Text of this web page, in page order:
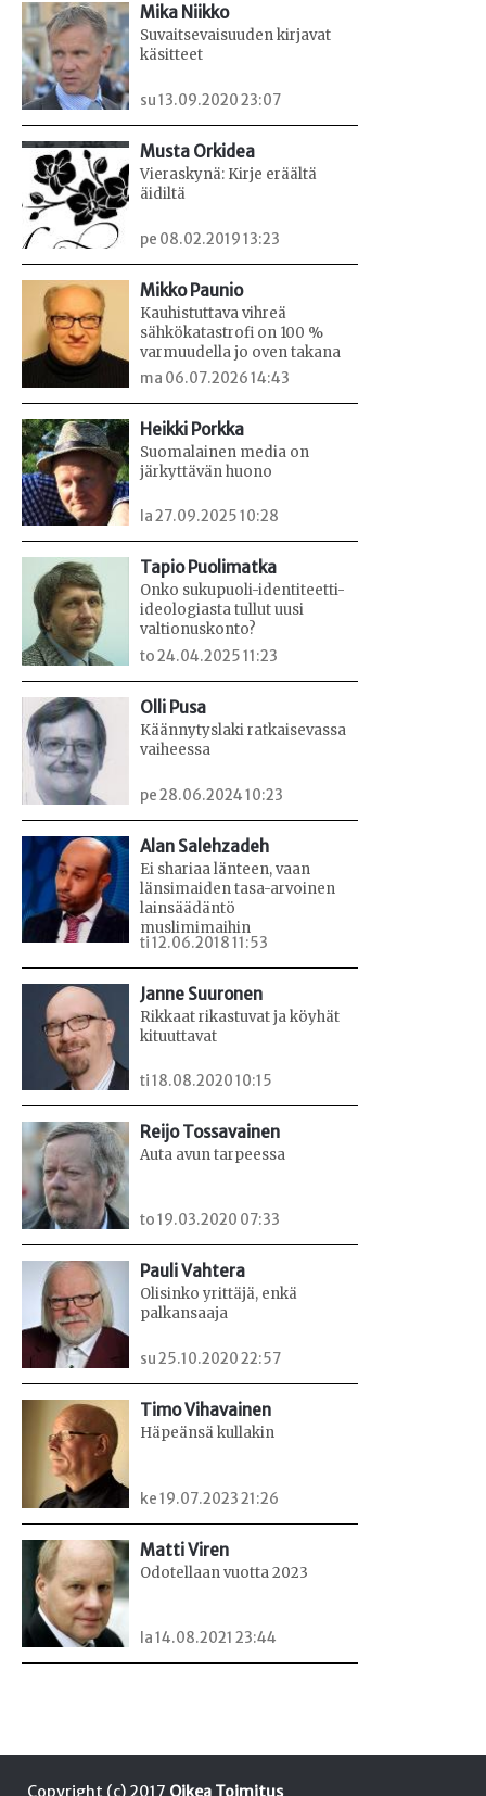
Mika Niikko
Suvaitsevaisuuden kirjavat
käsitteet
su 13.09.2020 23:07
Musta Orkidea
Vieraskynä: Kirje eräältä
äidiltä
pe 08.02.2019 13:23
Mikko Paunio
Kauhistuttava vihreä
sähkökatastrofi on 100 %
varmuudella jo oven takana
ma 06.07.2026 14:43
Heikki Porkka
Suomalainen media on
järkyttävän huono
la 27.09.2025 10:28
Tapio Puolimatka
Onko sukupuoli-identiteetti-
ideologiasta tullut uusi
valtionuskonto?
to 24.04.2025 11:23
Olli Pusa
Käännytyslaki ratkaisevassa
vaiheessa
pe 28.06.2024 10:23
Alan Salehzadeh
Ei shariaa länteen, vaan
länsimaiden tasa-arvoinen
lainsäädäntö
muslimimaihin
ti 12.06.2018 11:53
Janne Suuronen
Rikkaat rikastuvat ja köyhät
kituuttavat
ti 18.08.2020 10:15
Reijo Tossavainen
Auta avun tarpeessa
to 19.03.2020 07:33
Pauli Vahtera
Olisinko yrittäjä, enkä
palkansaaja
su 25.10.2020 22:57
Timo Vihavainen
Häpeänsä kullakin
ke 19.07.2023 21:26
Matti Viren
Odotellaan vuotta 2023
la 14.08.2021 23:44
Copyright (c) 2017 Oikea Toimitus